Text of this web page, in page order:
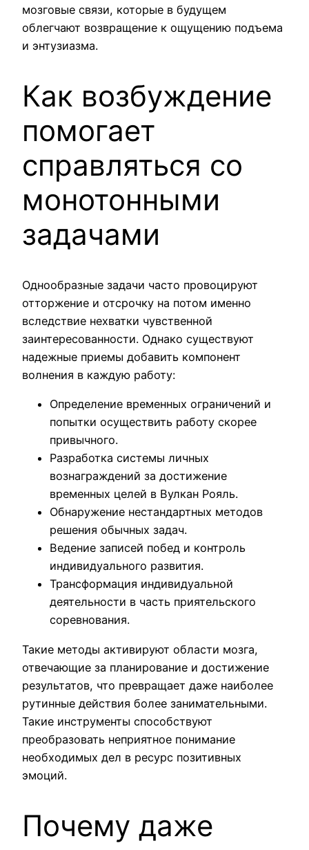
мозговые связи, которые в будущем
облегчают возвращение к ощущению подъема
и энтузиазма.
Как возбуждение
помогает
справляться со
монотонными
задачами
Однообразные задачи часто провоцируют
отторжение и отсрочку на потом именно
вследствие нехватки чувственной
заинтересованности. Однако существуют
надежные приемы добавить компонент
волнения в каждую работу:
Определение временных ограничений и
попытки осуществить работу скорее
привычного.
Разработка системы личных
вознаграждений за достижение
временных целей в Вулкан Рояль.
Обнаружение нестандартных методов
решения обычных задач.
Ведение записей побед и контроль
индивидуального развития.
Трансформация индивидуальной
деятельности в часть приятельского
соревнования.
Такие методы активируют области мозга,
отвечающие за планирование и достижение
результатов, что превращает даже наиболее
рутинные действия более занимательными.
Такие инструменты способствуют
преобразовать неприятное понимание
необходимых дел в ресурс позитивных
эмоций.
Почему даже